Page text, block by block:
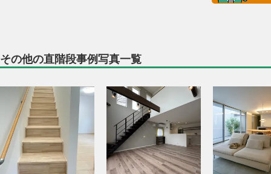
その他の直階段事例写真一覧